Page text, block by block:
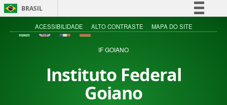
BRASIL
Simplifique!
Acesso à informação
ACESSIBILIDADE ALTO CONTRASTE MAPA DO SITE
IF GOIANO
Instituto Federal
Goiano